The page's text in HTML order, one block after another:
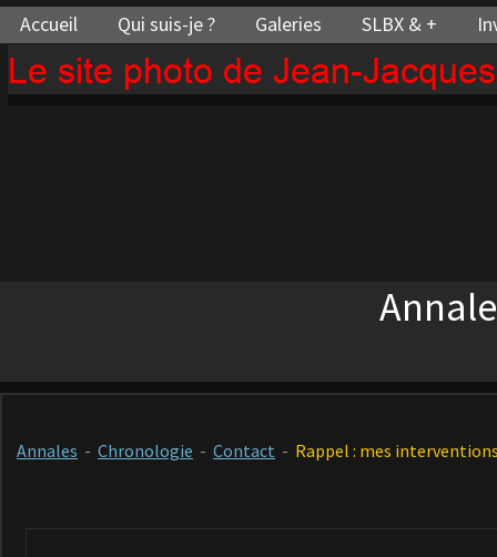
Le site photo de Jean-
Accueil Qui suis-je ? Galeries SLBX & +
Annales - Chronologie - Contact - Rappel : mes